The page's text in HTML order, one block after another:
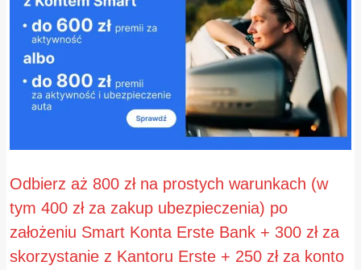
Odbierz aż 800 zł na prostych warunkach (w
tym 400 zł za zakup ubezpieczenia) po
założeniu Smart Konta Erste Bank + 300 zł za
skorzystanie z Kantoru Erste + 250 zł za konto